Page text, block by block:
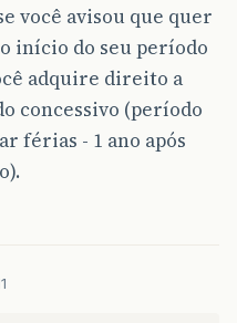
você avisou que quer
início do seu período
adquire direito a
concessivo (período
férias - 1 ano após